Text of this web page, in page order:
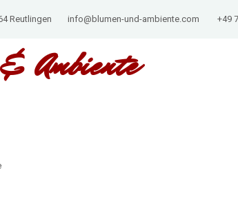
Reutlingen info@blumen-und-ambiente.com +49
&Ambiente